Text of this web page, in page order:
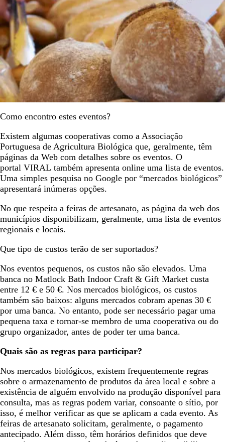
Como encontro estes eventos?
Existem algumas cooperativas como a Associação
Portuguesa de Agricultura Biológica que, geralmente, têm
páginas da Web com detalhes sobre os eventos. O
portal VIRAL também apresenta online uma lista de eventos.
Uma simples pesquisa no Google por “mercados biológicos”
apresentará inúmeras opções.
No que respeita a feiras de artesanato, as página da web dos
municípios disponibilizam, geralmente, uma lista de eventos
regionais e locais.
Que tipo de custos terão de ser suportados?
Nos eventos pequenos, os custos não são elevados. Uma
banca no Matlock Bath Indoor Craft & Gift Market custa
entre 12 € e 50 €. Nos mercados biológicos, os custos
também são baixos: alguns mercados cobram apenas 30 €
por uma banca. No entanto, pode ser necessário pagar uma
pequena taxa e tornar-se membro de uma cooperativa ou do
grupo organizador, antes de poder ter uma banca.
Quais são as regras para participar?
Nos mercados biológicos, existem frequentemente regras
sobre o armazenamento de produtos da área local e sobre a
existência de alguém envolvido na produção disponível para
consulta, mas as regras podem variar, consoante o sítio, por
isso, é melhor verificar as que se aplicam a cada evento. As
feiras de artesanato solicitam, geralmente, o pagamento
antecipado. Além disso, têm horários definidos que deve